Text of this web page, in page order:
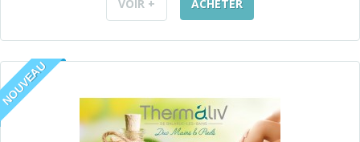
VOIR + ACHETER
NOUVEAU